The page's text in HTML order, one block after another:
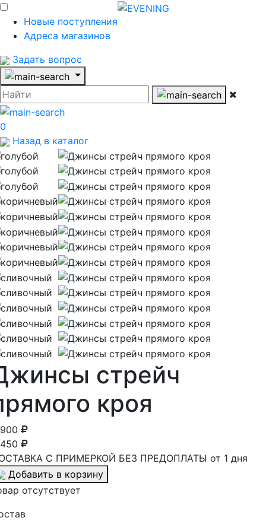
Новые поступления
Адреса магазинов
Задать вопрос
0
Назад в каталог
стрейч
кроя
С ПРИМЕРКОЙ БЕЗ ПРЕДОПЛАТЫ от 1 дня
Добавить в корзину
отсутствует